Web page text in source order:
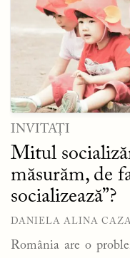
INVITAȚI
Mitul
măsurăm, de
socializează”?
DANIELA ALINA
România are o